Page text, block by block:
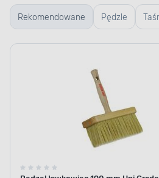
Rekomendowane Pędzle